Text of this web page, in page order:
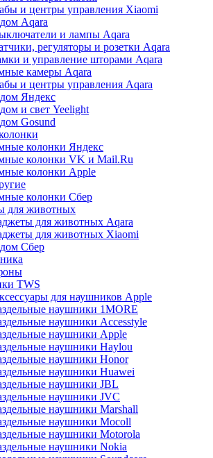
и центры управления Xiaomi
Aqara
и лампы Aqara
регуляторы и розетки Aqara
и управление шторами Aqara
камеры Aqara
и центры управления Aqara
Яндекс
и свет Yeelight
Gosund
колонки Яндекс
колонки VK и Mail.Ru
колонки Apple
колонки Сбер
для животных
для животных Aqara
для животных Xiaomi
Сбер
TWS
для наушников Apple
наушники 1MORE
наушники Accesstyle
наушники Apple
наушники Haylou
наушники Honor
наушники Huawei
наушники JBL
наушники JVC
наушники Marshall
наушники Mocoll
наушники Motorola
наушники Nokia